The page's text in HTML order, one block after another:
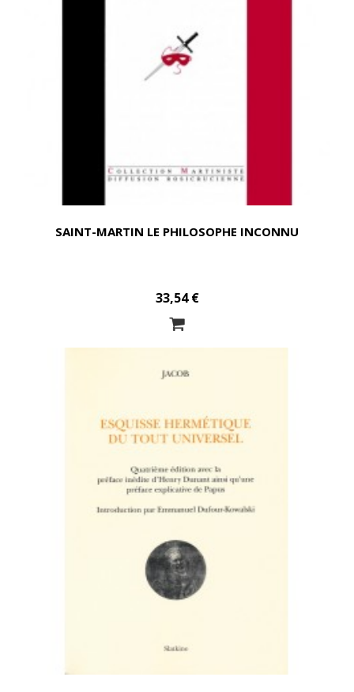
SAINT-MARTIN LE PHILOSOPHE INCONNU
33,54 €